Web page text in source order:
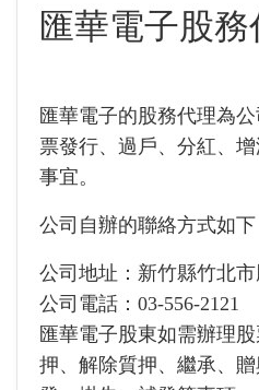
匯華電子股務
匯華電子的股務代理為
票發行、過戶、分紅、
事宜。
公司自辦的聯絡方式如下
公司地址：新竹縣竹北
公司電話：03-556-2121
匯華電子股東如需辦理
押、解除質押、繼承、